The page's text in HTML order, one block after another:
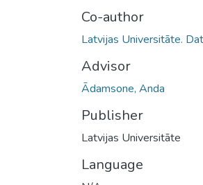
Co-author
Latvijas Universitāte.
Advisor
Ādamsone, Anda
Publisher
Latvijas Universitāte
Language